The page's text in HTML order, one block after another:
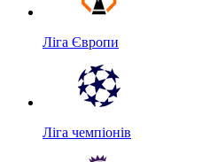
Ліга Європи
Ліга чемпіонів